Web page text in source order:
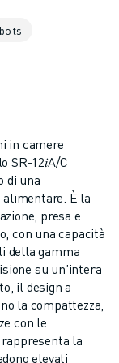
in camere
SR-12𝑖A/C
di una
È la
presa e
con una capacità
della gamma
su un’intera
il design a
la compattezza,
con le
la
elevati